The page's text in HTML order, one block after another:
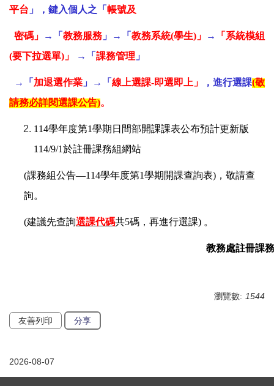
平台 」，鍵入個人之「 帳號及
密碼」 →「 教務服務 」→「 教務系統(學生)」 →
「系統模組
(要下拉選單)」
→ 「 課務管理 」
→ 「 加退選作業 」 → 「 線上選課-即選即上」 ，進行選課(敬
請務必詳閱選課公告)。
114學年度第1學期日間部開課課表公布預計更新版
114/9/1於註冊課務組網站
(課務組公告—114學年度第1學期開課查詢表)，敬請查
詢。
(建議先查詢選課代碼共5碼，再進行選課) 。
教務處註冊課
瀏覽數: 1544
友善列印 分享
2026-08-07